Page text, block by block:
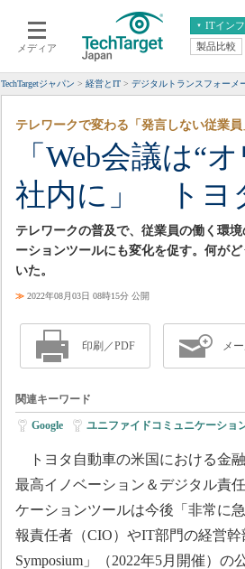
メディア
ITイン
クラウド
スマートモバイル
ネットワーク
システム運用管理
エンタープライ
ERP
CX
情報系システム
製品比較
TechTargetジャパン 経営とIT デジタルトランスフォーメ
「Web会議は“
社内に」 トヨ
テレワークで変わる「発言しない従業
テレワークの普及で、従業員の働く環
ーションツールにも変化を促す。何が
いた。
≫ 2022年08月03日 08時15分 公開
印刷／PDF メ
関連キーワード
Google ユニファイドコミュニケーショ
トヨタ自動車の米国における金融
最高イノベーション＆デジタル責
ケーションツールは今後「非常に
報責任者（CIO）やIT部門の経営
Symposium」（2022年5月開催）